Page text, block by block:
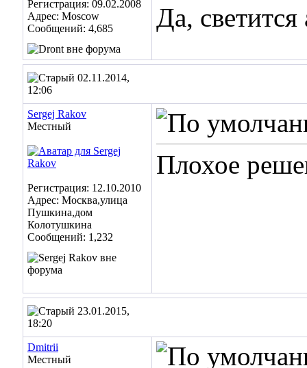
Регистрация: 09.02.2008
Адрес: Moscow
Сообщений: 4,685
Да, светится
02.11.2014,
12:06
Sergej Rakov
Местный
Регистрация: 12.10.2010
Адрес: Москва,улица
Пушкина,дом
Колотушкина
Сообщений: 1,232
Плохое
23.01.2015,
18:20
Dmitrii
Местный